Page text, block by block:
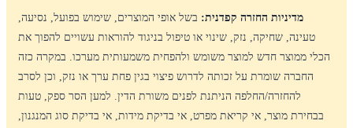
מדיניות החזרה קפדנית: בשל אופי המוצרים, שימוש בפועל, נסיעה,
טעינה, שחיקה, נזק, שינוי או טיפול בניגוד להוראות עשויים להפוך את
הכלי ממוצר חדש למוצר משומש ולהפחית משמעותית מערכו. במקרה כזה
החברה שומרת על זכותה לדרוש פיצוי בגין פחת ערך או נזק, וכן לסרב
להחזרה/החלפה הניתנת לפנים משורת הדין. למען הסר ספק, טעות
בבחירת מוצר, אי קריאת מפרט, אי בדיקת מידות, אי בדיקת סוג המנגנון,